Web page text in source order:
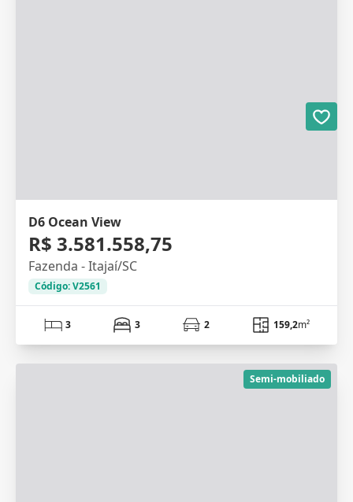
D6 Ocean View
R$ 3.581.558,75
Fazenda - Itajaí/SC
Código: V2561
3 3 2 159,2m²
Semi-mobiliado